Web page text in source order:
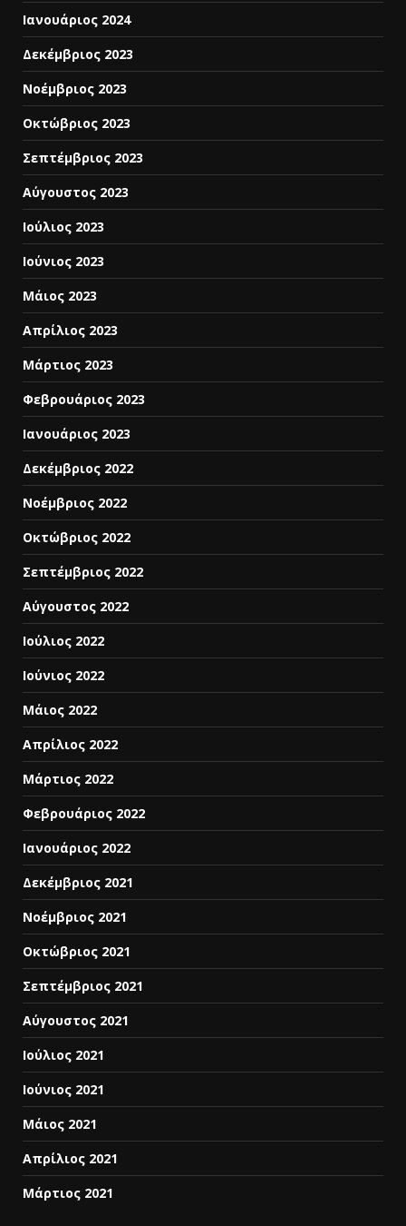
Ιανουάριος 2024
Δεκέμβριος 2023
Νοέμβριος 2023
Οκτώβριος 2023
Σεπτέμβριος 2023
Αύγουστος 2023
Ιούλιος 2023
Ιούνιος 2023
Μάιος 2023
Απρίλιος 2023
Μάρτιος 2023
Φεβρουάριος 2023
Ιανουάριος 2023
Δεκέμβριος 2022
Νοέμβριος 2022
Οκτώβριος 2022
Σεπτέμβριος 2022
Αύγουστος 2022
Ιούλιος 2022
Ιούνιος 2022
Μάιος 2022
Απρίλιος 2022
Μάρτιος 2022
Φεβρουάριος 2022
Ιανουάριος 2022
Δεκέμβριος 2021
Νοέμβριος 2021
Οκτώβριος 2021
Σεπτέμβριος 2021
Αύγουστος 2021
Ιούλιος 2021
Ιούνιος 2021
Μάιος 2021
Απρίλιος 2021
Μάρτιος 2021